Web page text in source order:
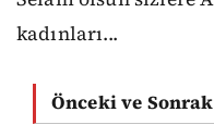
kadınları...
Önceki ve